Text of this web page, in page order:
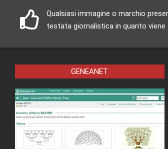
Qualsiasi immagine o marchio
testata giornalistica in quanto viene
GENEANET